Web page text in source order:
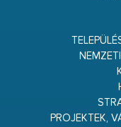
PROJEKTEK,